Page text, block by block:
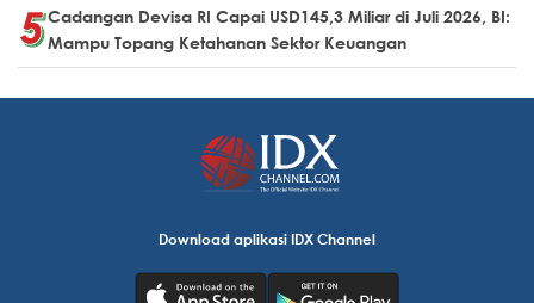
Cadangan Devisa RI Capai USD145,3 Miliar di Juli 2026, BI:
Mampu Topang Ketahanan Sektor Keuangan
Download aplikasi IDX Channel